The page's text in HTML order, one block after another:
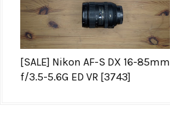
[SALE] Nikon AF-S DX 16-85mm
f/3.5-5.6G ED VR [3743]